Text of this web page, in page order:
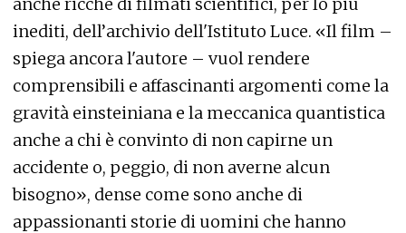
inediti, dell’archivio dell'Istituto Luce. «Il film –
spiega ancora l'autore – vuol rendere
comprensibili e affascinanti argomenti come la
gravità einsteiniana e la meccanica quantistica
anche a chi è convinto di non capirne un
accidente o, peggio, di non averne alcun
bisogno», dense come sono anche di
appassionanti storie di uomini che hanno